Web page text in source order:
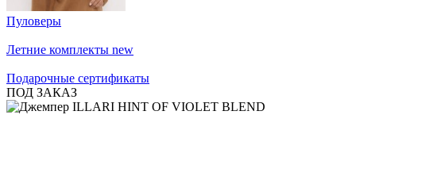
Пуловеры
Летние комплекты new
Подарочные сертификаты
ПОД ЗАКАЗ